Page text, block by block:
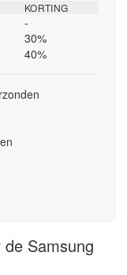
KORTING
-
30%
40%
Samsung